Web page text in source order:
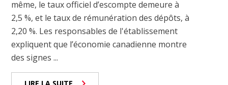
même, le taux officiel d’escompte demeure à
2,5 %, et le taux de rémunération des dépôts, à
2,20 %. Les responsables de l'établissement
expliquent que l’économie canadienne montre
des signes ...